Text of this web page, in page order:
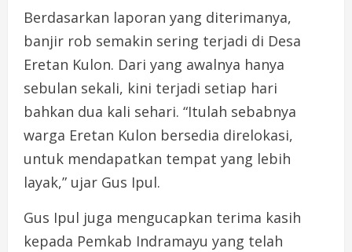
Berdasarkan laporan yang diterimanya,
banjir rob semakin sering terjadi di Desa
Eretan Kulon. Dari yang awalnya hanya
sebulan sekali, kini terjadi setiap hari
bahkan dua kali sehari. “Itulah sebabnya
warga Eretan Kulon bersedia direlokasi,
untuk mendapatkan tempat yang lebih
layak,” ujar Gus Ipul.
Gus Ipul juga mengucapkan terima kasih
kepada Pemkab Indramayu yang telah